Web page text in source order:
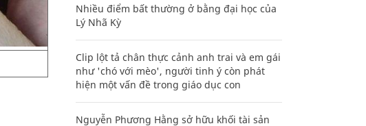
Nhiều điểm bất thường ở bằng đại học của
Lý Nhã Kỳ
Clip lột tả chân thực cảnh anh trai và em gái
như 'chó với mèo', người tinh ý còn phát
hiện một vấn đề trong giáo dục con
Nguyễn Phương Hằng sở hữu khối tài sản